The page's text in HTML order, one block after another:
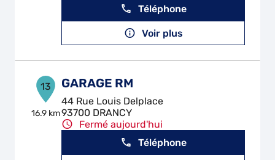
Téléphone
Voir plus
13
16.9 km
GARAGE RM
44 Rue Louis Delplace
93700 DRANCY
Fermé aujourd'hui
Téléphone